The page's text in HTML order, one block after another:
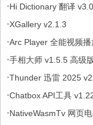
·Hi Dictionary 翻译
·XGallery v2.1.3
·Arc Player 全能视频
·手相大师 v1.5.5 高级
·Thunder 迅雷 2025
·Chatbox API工具
·NativeWasmTv 网页